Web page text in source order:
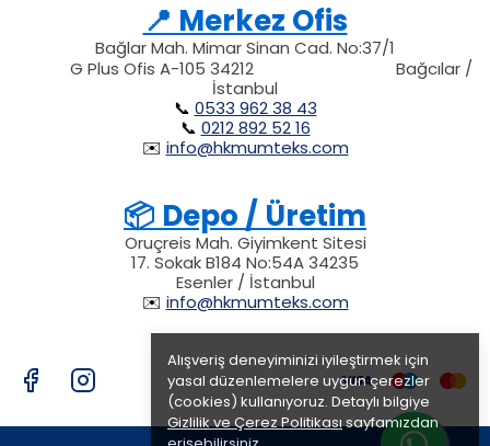
Alışveriş deneyiminizi iyileştirmek için
yasal düzenlemelere uygun çerezler
(cookies) kullanıyoruz. Detaylı bilgiye
Gizlilik ve Çerez Politikasısayfamızdan
📍 Merkez Ofis
Bağlar Mah. Mimar Sinan Cad. No:37/1
G Plus Ofis A-105 34212
Bağcılar /
İstanbul
📞 0533 962 38 43
📞 0212 892 52 16
✉️ info@hkmumteks.com
📦 Depo / Üretim
Oruçreis Mah. Giyimkent Sitesi
17. Sokak B184 No:54A 34235
Esenler / İstanbul
✉️ info@hkmumteks.com